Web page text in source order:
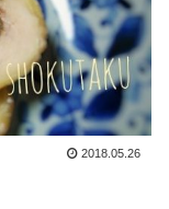
2018.05.26